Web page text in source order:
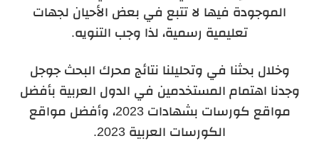
الموجودة فيها لا تتبع في بعض الأحيان لجهات
تعليمية رسمية، لذا وجب التنويه.
وخلال بحثنا في وتحليلنا نتائج محرك البحث جوجل
وجدنا اهتمام المستخدمين في الدول العربية بأفضل
مواقع كورسات بشهادات 2023، وأفضل مواقع
الكورسات العربية 2023.